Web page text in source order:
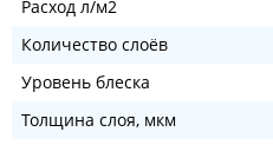
Расход л/м2
Количество слоёв
Уровень блеска
Толщина слоя, мкм